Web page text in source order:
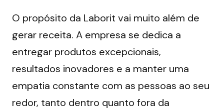
O propósito da Laborit vai muito além de
gerar receita. A empresa se dedica a
entregar produtos excepcionais,
resultados inovadores e a manter uma
empatia constante com as pessoas ao seu
redor, tanto dentro quanto fora da